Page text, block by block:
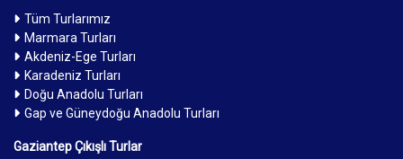
Tüm Turlarımız
Marmara Turları
Akdeniz-Ege Turları
Karadeniz Turları
Doğu Anadolu Turları
Gap ve Güneydoğu Anadolu Turları
Gaziantep Çıkışlı Turlar